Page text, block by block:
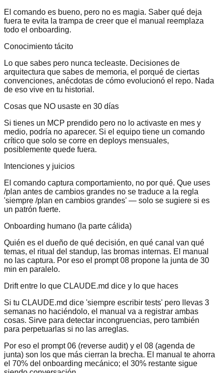
El comando es bueno, pero no es magia. Saber qué deja
fuera te evita la trampa de creer que el manual reemplaza
todo el onboarding.
Conocimiento tácito
Lo que sabes pero nunca tecleaste. Decisiones de
arquitectura que sabes de memoria, el porqué de ciertas
convenciones, anécdotas de cómo evolucionó el repo. Nada
de eso vive en tu historial.
Cosas que NO usaste en 30 días
Si tienes un MCP prendido pero no lo activaste en mes y
medio, podría no aparecer. Si el equipo tiene un comando
crítico que solo se corre en deploys mensuales,
posiblemente quede fuera.
Intenciones y juicios
El comando captura comportamiento, no por qué. Que uses
/plan antes de cambios grandes no se traduce a la regla
'siempre /plan en cambios grandes' — solo se sugiere si es
un patrón fuerte.
Onboarding humano (la parte cálida)
Quién es el dueño de qué decisión, en qué canal van qué
temas, el ritual del standup, las bromas internas. El manual
no las captura. Por eso el prompt 08 propone la junta de 30
min en paralelo.
Drift entre lo que CLAUDE.md dice y lo que haces
Si tu CLAUDE.md dice 'siempre escribir tests' pero llevas 3
semanas no haciéndolo, el manual va a registrar ambas
cosas. Sirve para detectar incongruencias, pero también
para perpetuarlas si no las arreglas.
Por eso el prompt 06 (reverse audit) y el 08 (agenda de
junta) son los que más cierran la brecha. El manual te ahorra
el 70% del onboarding mecánico; el 30% restante sigue